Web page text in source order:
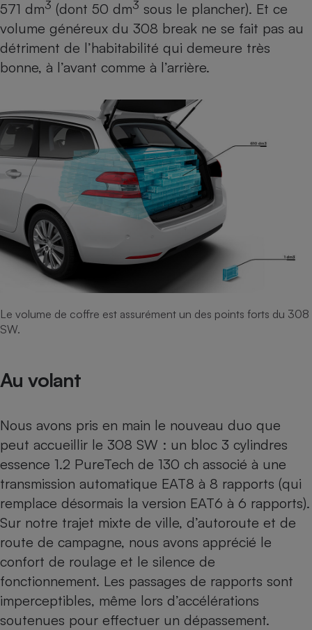
571 dm3 (dont 50 dm3 sous le plancher). Et ce
volume généreux du 308 break ne se fait pas au
détriment de l’habitabilité qui demeure très
bonne, à l’avant comme à l’arrière.
Le volume de coffre est assurément un des points forts du 308
SW.
Au volant
Nous avons pris en main le nouveau duo que
peut accueillir le 308 SW : un bloc 3 cylindres
essence 1.2 PureTech de 130 ch associé à une
transmission automatique EAT8 à 8 rapports (qui
remplace désormais la version EAT6 à 6 rapports).
Sur notre trajet mixte de ville, d’autoroute et de
route de campagne, nous avons apprécié le
confort de roulage et le silence de
fonctionnement. Les passages de rapports sont
imperceptibles, même lors d’accélérations
soutenues pour effectuer un dépassement.